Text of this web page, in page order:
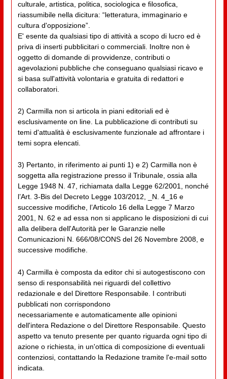
culturale, artistica, politica, sociologica e filosofica,
riassumibile nella dicitura: “letteratura, immaginario e
cultura d'opposizione”.
E' esente da qualsiasi tipo di attività a scopo di lucro ed è
priva di inserti pubblicitari o commerciali. Inoltre non è
oggetto di domande di provvidenze, contributi o
agevolazioni pubbliche che conseguano qualsiasi ricavo e
si basa sull'attività volontaria e gratuita di redattori e
collaboratori.
2) Carmilla non si articola in piani editoriali ed è
esclusivamente on line. La pubblicazione di contributi su
temi d'attualità è esclusivamente funzionale ad affrontare i
temi sopra elencati.
3) Pertanto, in riferimento ai punti 1) e 2) Carmilla non è
soggetta alla registrazione presso il Tribunale, ossia alla
Legge 1948 N. 47, richiamata dalla Legge 62/2001, nonché
l’Art. 3-Bis del Decreto Legge 103/2012, _N. 4_16 e
successive modifiche, l’Articolo 16 della Legge 7 Marzo
2001, N. 62 e ad essa non si applicano le disposizioni di cui
alla delibera dell'Autorità per le Garanzie nelle
Comunicazioni N. 666/08/CONS del 26 Novembre 2008, e
successive modifiche.
4) Carmilla è composta da editor chi si autogestiscono con
senso di responsabilità nei riguardi del collettivo
redazionale e del Direttore Responsabile. I contributi
pubblicati non corrispondono
necessariamente e automaticamente alle opinioni
dell'intera Redazione o del Direttore Responsabile. Questo
aspetto va tenuto presente per quanto riguarda ogni tipo di
azione o richiesta, in un'ottica di composizione di eventuali
contenziosi, contattando la Redazione tramite l'e-mail sotto
indicata.